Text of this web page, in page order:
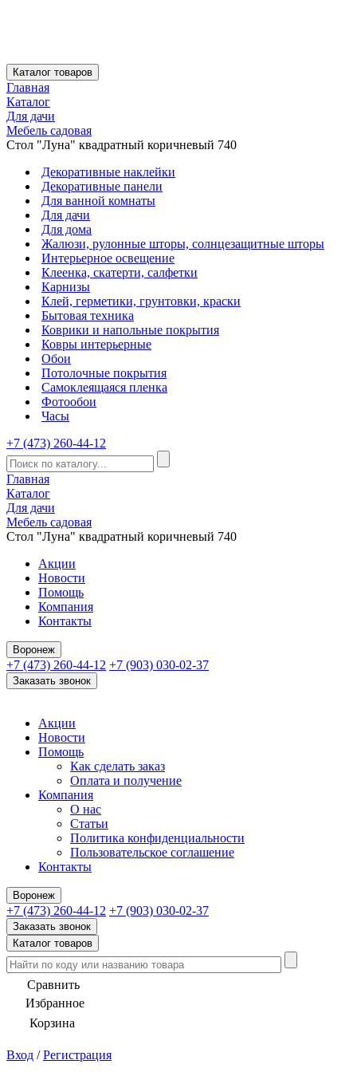
Каталог товаров
Главная
Каталог
Для дачи
Мебель садовая
Стол "Луна" квадратный коричневый 740
Декоративные наклейки
Декоративные панели
Для ванной комнаты
Для дачи
Для дома
Жалюзи, рулонные шторы, солнцезащитные шторы
Интерьерное освещение
Клеенка, скатерти, салфетки
Карнизы
Клей, герметики, грунтовки, краски
Бытовая техника
Коврики и напольные покрытия
Ковры интерьерные
Обои
Потолочные покрытия
Самоклеящаяся пленка
Фотообои
Часы
+7 (473) 260-44-12
Главная
Каталог
Для дачи
Мебель садовая
Стол "Луна" квадратный коричневый 740
Акции
Новости
Помощь
Компания
Контакты
Воронеж
+7 (473) 260-44-12 +7 (903) 030-02-37
Заказать звонок
Акции
Новости
Помощь
Как сделать заказ
Оплата и получение
Компания
О нас
Статьи
Политика конфиденциальности
Пользовательское соглашение
Контакты
Воронеж
+7 (473) 260-44-12 +7 (903) 030-02-37
Заказать звонок
Каталог товаров
Сравнить
Избранное
Корзина
Вход / Регистрация